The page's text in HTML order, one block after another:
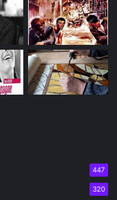
447
320